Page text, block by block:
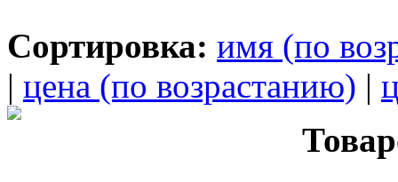
Сортировка: имя (по
| цена (по возрастанию) |